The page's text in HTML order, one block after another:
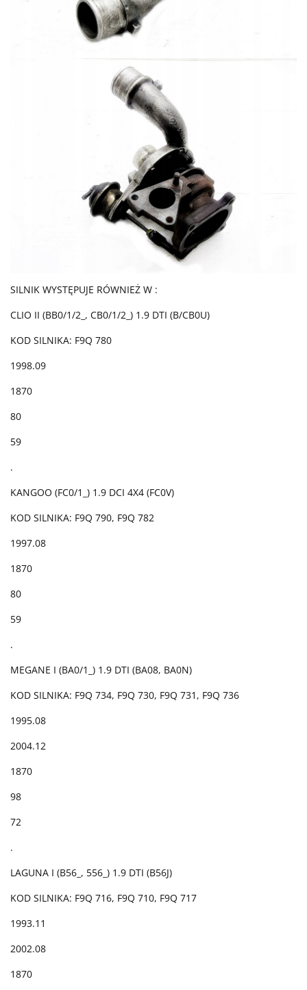
SILNIK WYSTĘPUJE RÓWNIEŻ W :
CLIO II (BB0/1/2_, CB0/1/2_) 1.9 DTI (B/CB0U)
KOD SILNIKA: F9Q 780
1998.09
1870
80
59
.
KANGOO (FC0/1_) 1.9 DCI 4X4 (FC0V)
KOD SILNIKA: F9Q 790, F9Q 782
1997.08
1870
80
59
.
MEGANE I (BA0/1_) 1.9 DTI (BA08, BA0N)
KOD SILNIKA: F9Q 734, F9Q 730, F9Q 731, F9Q 736
1995.08
2004.12
1870
98
72
.
LAGUNA I (B56_, 556_) 1.9 DTI (B56J)
KOD SILNIKA: F9Q 716, F9Q 710, F9Q 717
1993.11
2002.08
1870